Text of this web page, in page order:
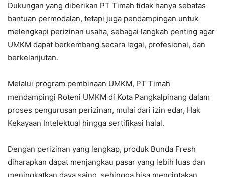
Dukungan yang diberikan PT Timah tidak hanya sebatas
bantuan permodalan, tetapi juga pendampingan untuk
melengkapi perizinan usaha, sebagai langkah penting agar
UMKM dapat berkembang secara legal, profesional, dan
berkelanjutan.
Melalui program pembinaan UMKM, PT Timah
mendampingi Roteni UMKM di Kota Pangkalpinang dalam
proses pengurusan perizinan, mulai dari izin edar, Hak
Kekayaan Intelektual hingga sertifikasi halal.
Dengan perizinan yang lengkap, produk Bunda Fresh
diharapkan dapat menjangkau pasar yang lebih luas dan